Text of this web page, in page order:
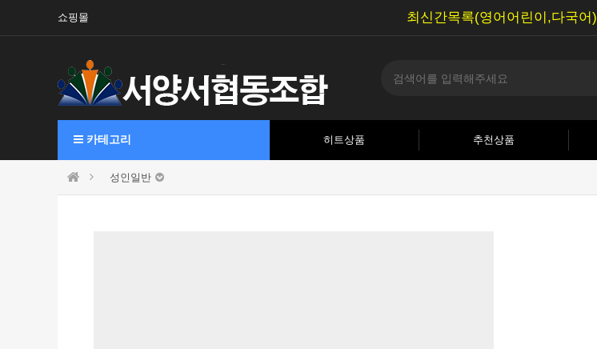
쇼핑몰 최신간목록(영어어린이,다국어)
카테고리 히트상품 추천상품
성인일반